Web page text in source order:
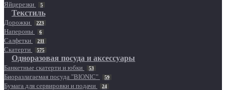
Яйцерезки 5
Текстиль
Дорожки 223
Напероны 6
Салфетки 211
Скатерти 575
Одноразовая посуда и аксессуары
Банкетные скатерти и юбки 53
Биоразлагаемая посуда "BIONIC" 59
Бумага для сервировки и подачи 24